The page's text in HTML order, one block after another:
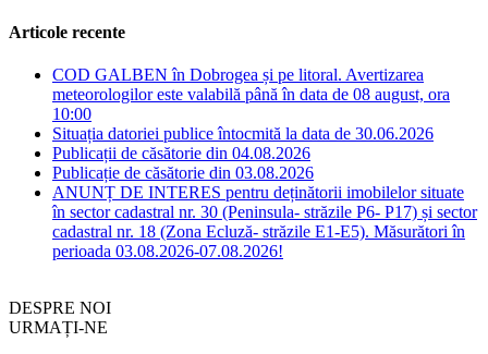
Articole recente
COD GALBEN în Dobrogea și pe litoral. Avertizarea
meteorologilor este valabilă până în data de 08 august, ora
10:00
Situația datoriei publice întocmită la data de 30.06.2026
Publicații de căsătorie din 04.08.2026
Publicație de căsătorie din 03.08.2026
ANUNȚ DE INTERES pentru deținătorii imobilelor situate
în sector cadastral nr. 30 (Peninsula- străzile P6- P17) și sector
cadastral nr. 18 (Zona Ecluză- străzile E1-E5). Măsurători în
perioada 03.08.2026-07.08.2026!
DESPRE NOI
URMAȚI-NE